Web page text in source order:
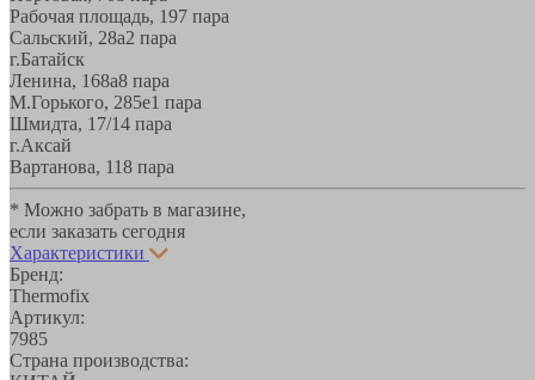
Рабочая площадь, 197 пара
Сальский, 28a2 пара
г.Батайск
Ленина, 168а8 пара
М.Горького, 285е1 пара
Шмидта, 17/14 пара
г.Аксай
Вартанова, 118 пара
* Можно забрать в магазине,
если заказать сегодня
Характеристики
Бренд:
Thermofix
Артикул:
7985
Страна производства: